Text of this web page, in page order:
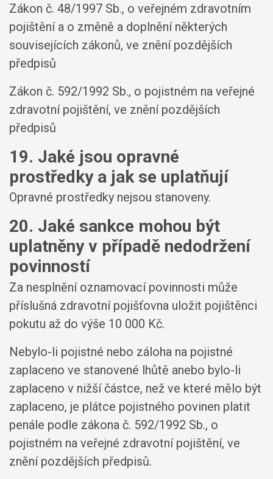
Zákon č. 48/1997 Sb., o veřejném zdravotním
pojištění a o změně a doplnění některých
souvisejících zákonů, ve znění pozdějších
předpisů
Zákon č. 592/1992 Sb., o pojistném na veřejné
zdravotní pojištění, ve znění pozdějších
předpisů
19. Jaké jsou opravné
prostředky a jak se uplatňují
Opravné prostředky nejsou stanoveny.
20. Jaké sankce mohou být
uplatněny v případě nedodržení
povinností
Za nesplnění oznamovací povinnosti může
příslušná zdravotní pojišťovna uložit pojištěnci
pokutu až do výše 10 000 Kč.
Nebylo-li pojistné nebo záloha na pojistné
zaplaceno ve stanovené lhůtě anebo bylo-li
zaplaceno v nižší částce, než ve které mělo být
zaplaceno, je plátce pojistného povinen platit
penále podle zákona č. 592/1992 Sb., o
pojistném na veřejné zdravotní pojištění, ve
znění pozdějších předpisů.